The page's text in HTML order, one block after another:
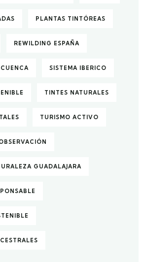
PLANTAS TINTÓREAS
REWILDING ESPAÑA
SISTEMA IBERICO
TINTES NATURALES
TURISMO ACTIVO
GUADALAJARA